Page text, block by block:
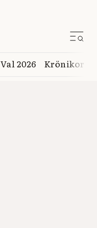
Val 2026 Krönikor